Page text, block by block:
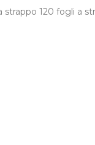
120 fogli a